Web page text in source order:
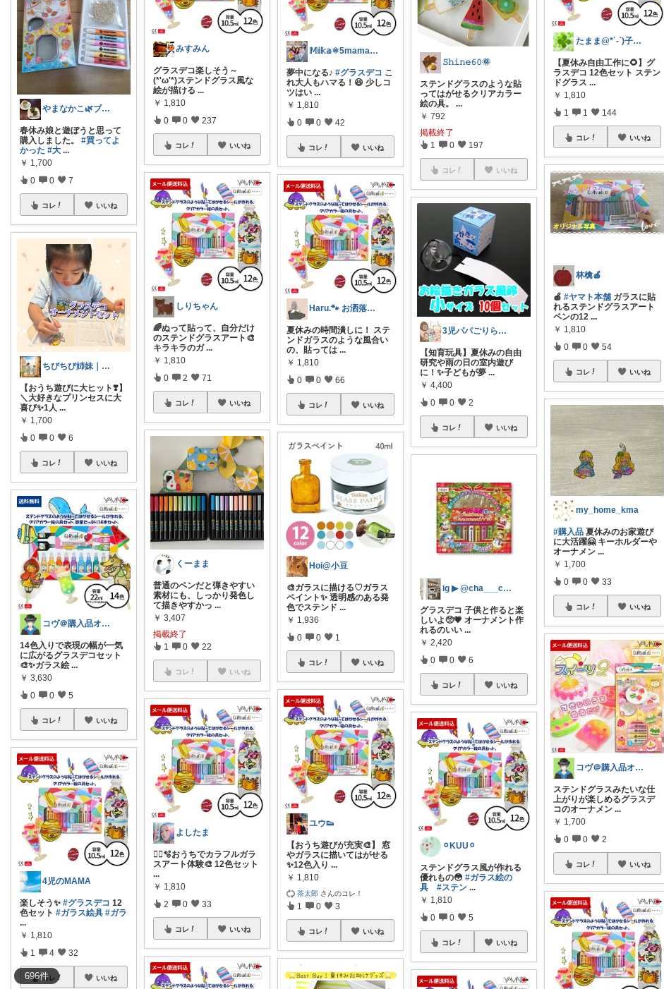
696件
やまなかこ🌿ブログ小1中1子育て中
春休み娘と遊ぼうと思って
購入しました。 #買ってよ
かった #大 ...
￥ 1,700
0 0 7
コレ いいね
ちびちび姉妹｜娘二人と豊かな暮らし
【おうち遊びに大ヒット❣️】
＼大好きなプリンセスに大
喜び✨1人 ...
￥ 1,700
0 0 6
コレ いいね
コヴ＠購入品オリ写_四毒抜き
14色入りで表現の幅が一気
に広がるグラスデコセット
🎨✨ガラス絵 ...
￥ 3,630
0 0 5
コレ いいね
4児のMAMA
楽しそう✨ #グラスデコ 12
色セット #ガラス絵具 #ガラ
...
￥ 1,810
1 4 32
コレ いいね
みすみん
グラスデコ楽しそう～
(*'ω'*)ステンドグラス風な
絵が描ける ...
￥ 1,810
0 0 237
コレ いいね
しりちゃん
🌈ぬって貼って、自分だけ
のステンドグラスアート🎨
キラキラのガ ...
￥ 1,810
0 2 71
コレ いいね
くーまま
普通のペンだと弾きやすい
素材にも、しっかり発色し
て描きやすかっ ...
￥ 3,407
掲載終了
1 0 22
コレ いいね
よしたま
🏃‍♀️🫧おうちでカラフルガラ
スアート体験🎨 12色セット
...
￥ 1,810
2 0 33
コレ いいね
𝕄𝕚𝕜𝕒⚛5mama💁🏼‍♀
夢中になる♪#グラスデコ こ
れ大人もハマる！😆 少しコ
ツはい ...
￥ 1,810
0 0 42
コレ いいね
Haru.🐾 お洒落なママになりたい
夏休みの時間潰しに！ ステ
ンドガラスのような風合い
の、貼っては ...
￥ 1,810
0 0 66
コレ いいね
Hoi@小豆
🎨ガラスに描ける♡ガラス
ペイント✨ 透明感のある発
色でステンド ...
￥ 1,936
0 0 1
コレ いいね
ユウ👟
【おうち遊びが充実🎨】 窓
やガラスに描いてはがせる
✨12色入り ...
￥ 1,810
茶太郎 さんのコレ！
1 0 3
コレ いいね
𝚂𝚑𝚒𝚗𝚎𝟼𝟶🌞
ステンドグラスのような貼
ってはがせるクリアカラー
絵の具。...
￥ 792
掲載終了
1 0 197
コレ いいね
3児パパごりら｜家族で役立つROOM
【知育玩具】夏休みの自由
研究や雨の日の室内遊び
に！✨子どもが夢 ...
￥ 4,400
0 0 2
コレ いいね
ig ▶ @cha___cube
グラスデコ 子供と作ると楽
しいよ🥺💗 オーナメント作
れるのいい ...
￥ 2,420
0 0 6
コレ いいね
⚪︎KUU⚪︎
ステンドグラス風が作れる
優れもの😳#ガラス絵の
具
#ステン ...
￥ 1,810
0 0 5
コレ いいね
たまま@*´-`)子ども用品/日用品
【夏休み自由工作に🌻】グ
ラスデコ 12色セット ステン
ドグラス ...
￥ 1,810
1 1 144
コレ いいね
林檎🍎
🍎#ヤマト本舗 ガラスに貼
れるステンドグラスアート
ペンの12 ...
￥ 1,810
0 0 54
コレ いいね
my_home_kma
#購入品 夏休みのお家遊び
に大活躍🤗 キーホルダーや
オーナメン ...
￥ 1,700
0 0 33
コレ いいね
コヴ＠購入品オリ写_四毒抜き
ステンドグラスみたいな仕
上がりが楽しめるグラスデ
コのオーナメン ...
￥ 1,700
0 0 2
コレ いいね